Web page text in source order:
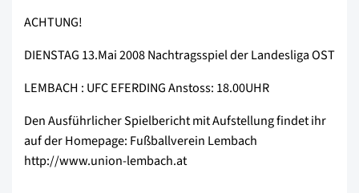
ACHTUNG!
DIENSTAG 13.Mai 2008 Nachtragsspiel der Landesliga OST
LEMBACH : UFC EFERDING Anstoss: 18.00UHR
Den Ausführlicher Spielbericht mit Aufstellung findet ihr
auf der Homepage: Fußballverein Lembach
http://www.union-lembach.at